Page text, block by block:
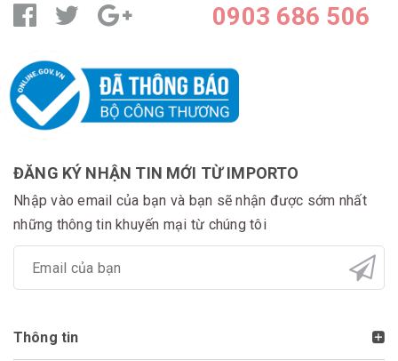
0903 686 506
ĐĂNG KÝ NHẬN TIN MỚI TỪ IMPORTO
Nhập vào email của bạn và bạn sẽ nhận được sớm nhất
những thông tin khuyến mại từ chúng tôi
Thông tin